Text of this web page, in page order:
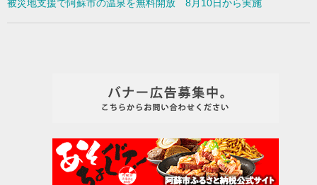
被災地支援で阿蘇市の温泉を無料開放 8月10日から実施